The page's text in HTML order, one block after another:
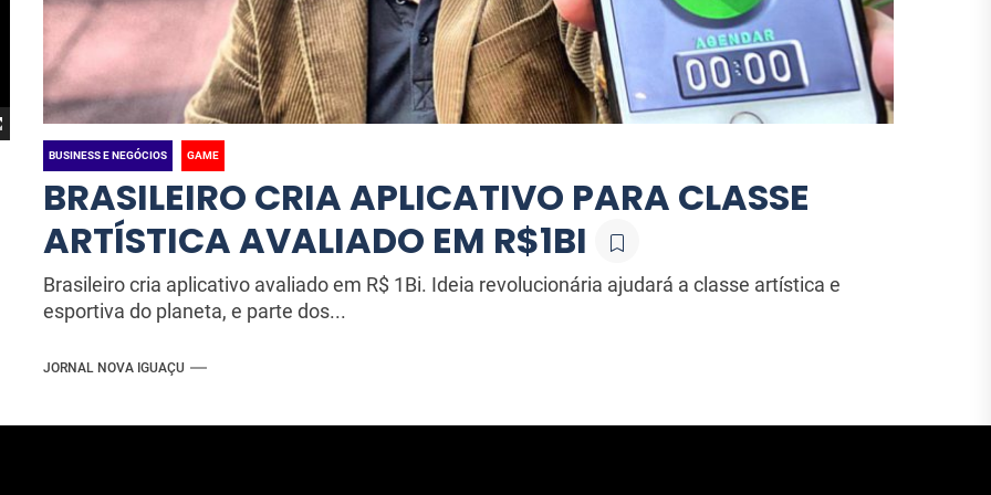
BUSINESS E NEGÓCIOS GAME
BRASILEIRO CRIA APLICATIVO PARA CLASSE
ARTÍSTICA AVALIADO EM R$1BI
Brasileiro cria aplicativo avaliado em R$ 1Bi. Ideia revolucionária ajudará a classe artística e
esportiva do planeta, e parte dos...
JORNAL NOVA IGUAÇU